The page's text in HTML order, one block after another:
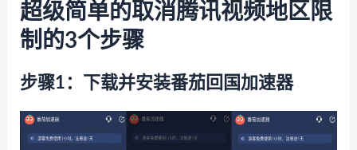
超级简单的取消腾讯视频地区限
制的3个步骤
步骤1：下载并安装番茄回国加速器